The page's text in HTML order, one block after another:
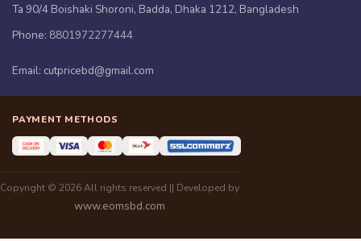
Ta 90/4 Boishaki Shoroni, Badda, Dhaka 1212, Bangladesh
Phone: 8801972277444
Email: cutpricebd@gmail.com
PAYMENT METHODS
Copyright © 2026 All rights reserved || Developed by
www.eomsbd.com